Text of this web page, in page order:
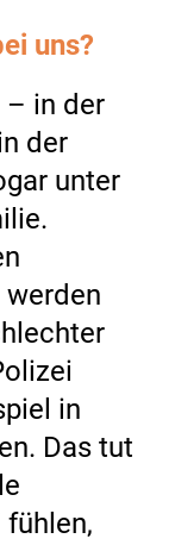
uns?
– in der
der
unter
werden
in
Das tut